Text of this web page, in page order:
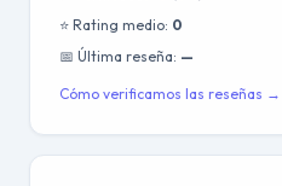
⭐ Rating medio: 0
📅 Última reseña: —
Cómo verificamos las reseñas →